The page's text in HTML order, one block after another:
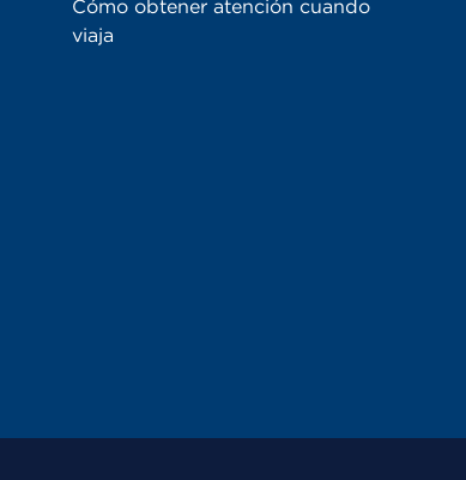
Cómo obtener atención cuando
viaja